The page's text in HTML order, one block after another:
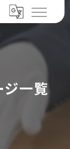
ジ一覧